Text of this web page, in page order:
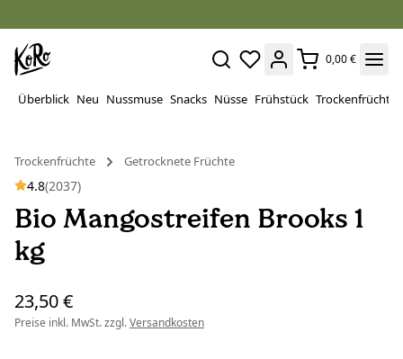
0,00 €
Überblick Neu Nussmuse Snacks Nüsse Frühstück Trockenfrüchte
Trockenfrüchte
Getrocknete Früchte
4.8(2037)
Bio Mangostreifen Brooks 1
kg
23,50 €
Preise inkl. MwSt. zzgl.Versandkosten